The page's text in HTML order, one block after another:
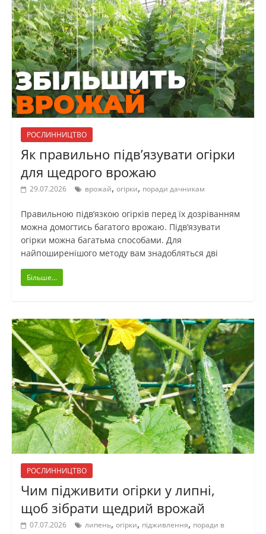
РОСЛИННИЦТВО
Як правильно підв’язувати огірки
для щедрого врожаю
29.07.2026 врожай, огірки, поради дачникам
Правильною підв’язкою огірків перед їх дозріванням
можна домогтись багатого врожаю. Підв’язувати
огірки можна багатьма способами. Для
найпоширенішого методу вам знадобляться дві
Більше...
РОСЛИННИЦТВО
Чим підживити огірки у липні,
щоб зібрати щедрий врожай
07.07.2026 липень, огірки, підживлення, поради в